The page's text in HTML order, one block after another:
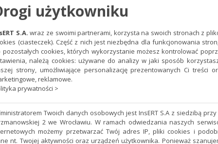
umożliwia rozliczanie przedstawicieli handlowych i sprzedawców
dokumentów w dowolnie wybranym przez użytkownika okresie.
kategorii, wystawiającego, grupy kontrahenta, cechy
daje możliwość ustalenia dla każdego handlowca progu
stóp procentowych dla grup towarów. W naliczaniu premii
i ustawień użytkowników posiada tylko administrator.
użytkowniku
S.A. wraz ze swoimi partnerami, korzysta na swoich stronach z
(ciasteczek). Część z nich jest niezbędna dla funkcjonowania
pozostałych cookies, których wykorzystanie możesz kontrolować
należą cookies: używane do analizy w jaki sposób
strony, umożliwiające personalizację prezentowanych Ci treści
reklamowe.
prywatności >
Twoich danych osobowych jest InsERT S.A z siedzibą przy
2 we Wrocławiu. W ramach odwiedzania naszych
możemy przetwarzać Twój adres IP, pliki cookies i
nt. Twojej aktywności oraz urządzeń użytkownika. Ponieważ